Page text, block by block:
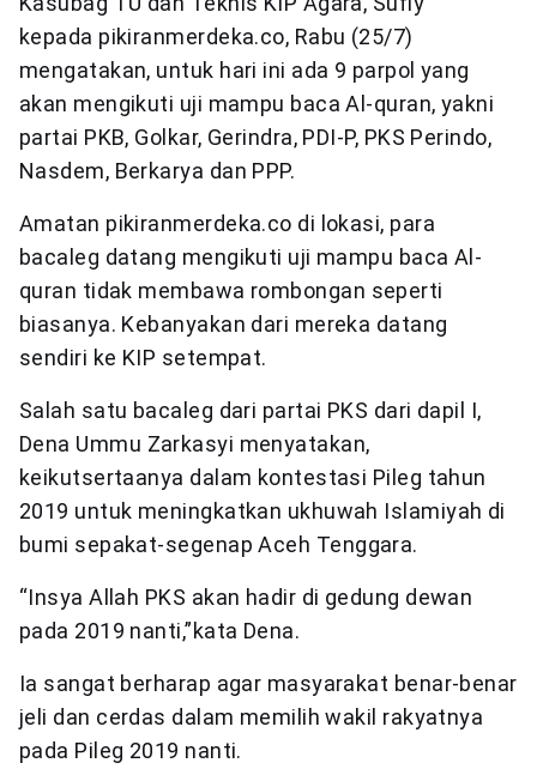
kepada pikiranmerdeka.co, Rabu (25/7)
mengatakan, untuk hari ini ada 9 parpol yang
akan mengikuti uji mampu baca Al-quran, yakni
partai PKB, Golkar, Gerindra, PDI-P, PKS Perindo,
Nasdem, Berkarya dan PPP.
Amatan pikiranmerdeka.co di lokasi, para
bacaleg datang mengikuti uji mampu baca Al-
quran tidak membawa rombongan seperti
biasanya. Kebanyakan dari mereka datang
sendiri ke KIP setempat.
Salah satu bacaleg dari partai PKS dari dapil I,
Dena Ummu Zarkasyi menyatakan,
keikutsertaanya dalam kontestasi Pileg tahun
2019 untuk meningkatkan ukhuwah Islamiyah di
bumi sepakat-segenap Aceh Tenggara.
“Insya Allah PKS akan hadir di gedung dewan
pada 2019 nanti,”kata Dena.
Ia sangat berharap agar masyarakat benar-benar
jeli dan cerdas dalam memilih wakil rakyatnya
pada Pileg 2019 nanti.